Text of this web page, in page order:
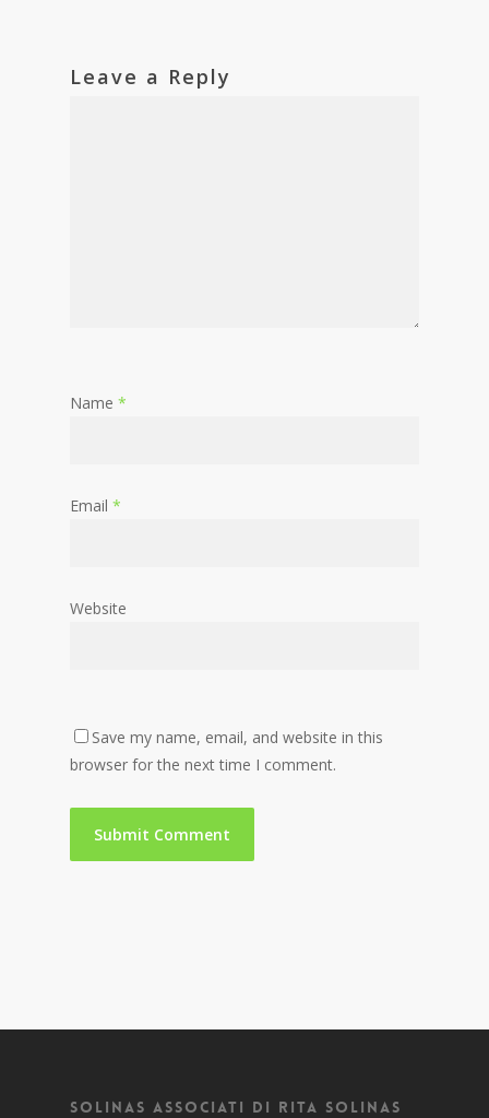
Leave a Reply
Name *
Email *
Website
Save my name, email, and website in this
browser for the next time I comment.
Solinas Associati di Rita Solinas